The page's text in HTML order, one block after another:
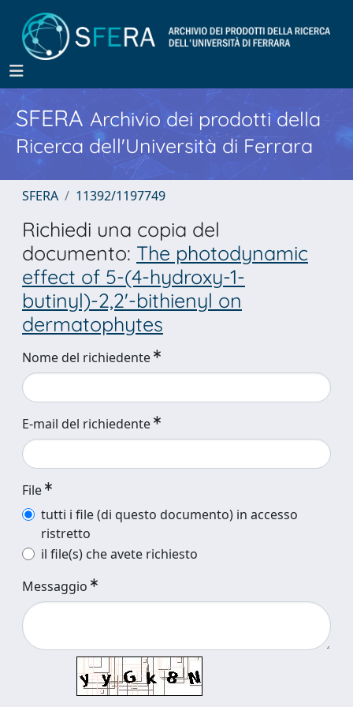
SFERA Archivio dei prodotti della
Ricerca dell'Università di Ferrara
SFERA 11392/1197749
Richiedi una copia del
documento: The photodynamic
effect of 5-(4-hydroxy-1-
butinyl)-2,2'-bithienyl on
dermatophytes
Nome del richiedente
E-mail del richiedente
File
tutti i file (di questo documento) in accesso
ristretto
il file(s) che avete richiesto
Messaggio